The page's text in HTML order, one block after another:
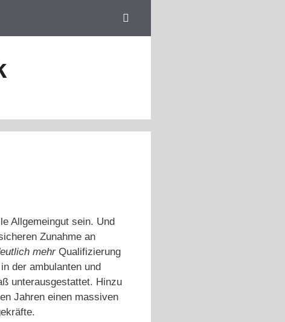
Allgemeingut sein. Und
Zunahme an
mehrQualifizierung
der ambulanten und
unterausgestattet. Hinzu
Jahren einen massiven